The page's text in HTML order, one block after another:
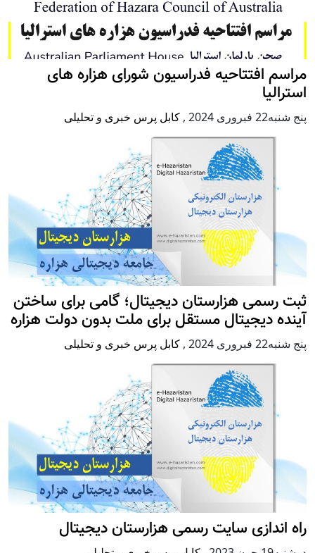
مراسم افتتاحیه فدراسیون شورای هزاره های
استرالیا
پنج شنبه22 فبروری 2024 , کابل پرس خبری و تحلیلی
ثبت رسمی هزارستان دیجیتال؛ گامی برای ساختن
آینده دیجیتال مستقل برای ملت بدون دولت هزاره
پنج شنبه22 فبروری 2024 , کابل پرس خبری و تحلیلی
راه اندازی سایت رسمی هزارستان دیجیتال